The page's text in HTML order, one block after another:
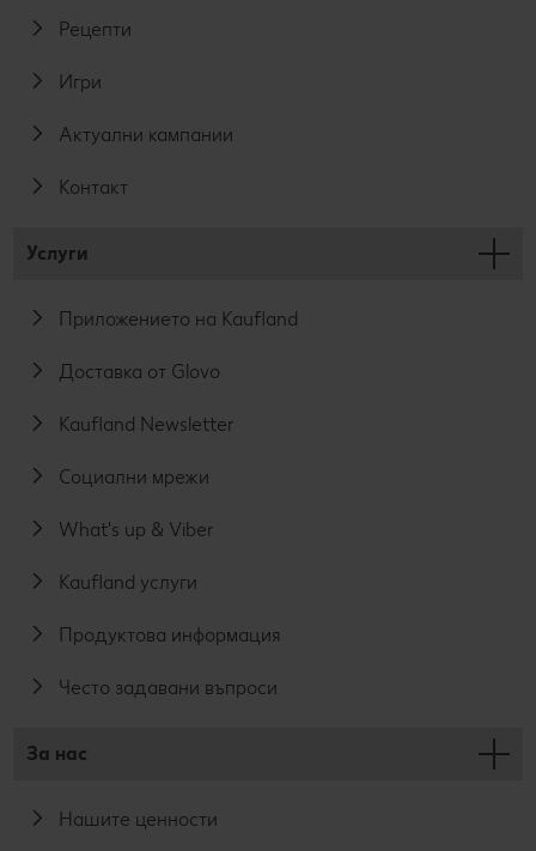
Рецепти
Игри
Актуални кампании
Контакт
Услуги
Приложението на Kaufland
Доставка от Glovo
Kaufland Newsletter
Социални мрежи
What's up & Viber
Kaufland услуги
Продуктова информация
Често задавани въпроси
За нас
Нашите ценности